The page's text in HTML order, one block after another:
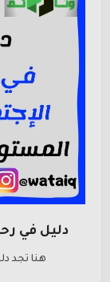
دليل في
هنا تجد